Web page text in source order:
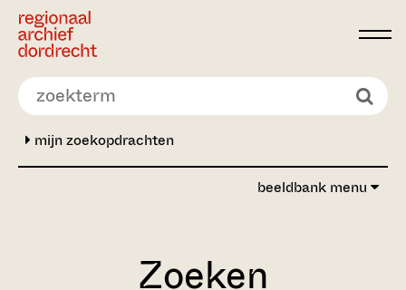
Ga direct naar de inhoud
mijn zoekopdrachten
beeldbank menu
Zoeken